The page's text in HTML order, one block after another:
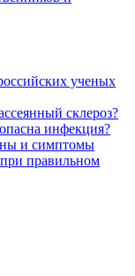
ученых
склероз?
инфекция?
и симптомы
правильном